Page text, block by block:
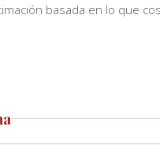
basada en lo que